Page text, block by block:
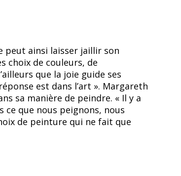
peut ainsi laisser jaillir son
choix de couleurs, de
que la joie guide ses
est dans l’art ». Margareth
sa manière de peindre. « Il y a
ce que nous peignons, nous
de peinture qui ne fait que